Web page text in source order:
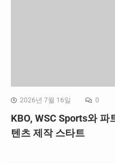
2026년 7월 16일 0
KBO, WSC Sports와
텐츠 제작 스타트